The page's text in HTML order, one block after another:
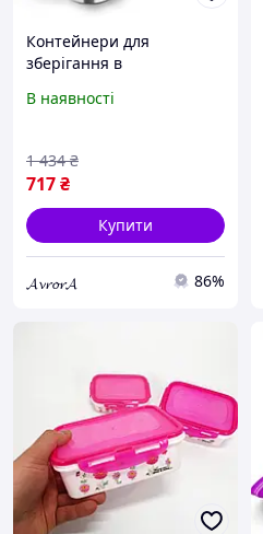
Контейнери для
зберігання в
зберігання в морозильній
В наявності
717₴
1 434 ₴
Купити
𝓐𝓿𝓻𝓸𝓻𝓐 86%